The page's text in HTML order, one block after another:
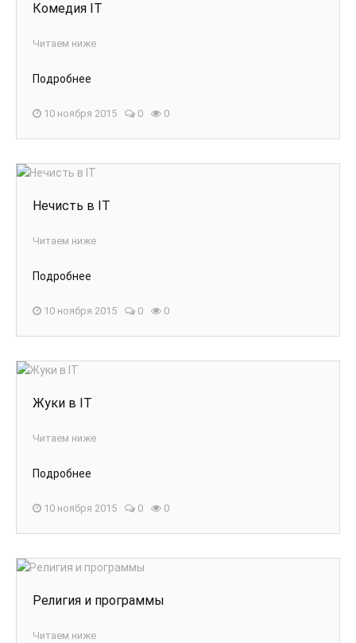
Комедия IT
Читаем ниже
Подробнее
10 ноября 2015 0 0
Нечисть в IT
Читаем ниже
Подробнее
10 ноября 2015 0 0
Жуки в IT
Читаем ниже
Подробнее
10 ноября 2015 0 0
Религия и программы
Читаем ниже